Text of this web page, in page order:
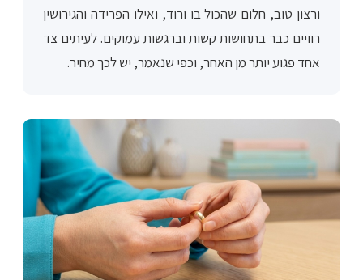
ורצון טוב, חלום שהכול בו ורוד, ואילו הפרידה והגירושין
רוויים כבר בתחושות קשות וברגשות עמוקים. לעיתים צד
אחד פגוע יותר מן האחר, וכפי שנאמר, יש לכך מחיר.